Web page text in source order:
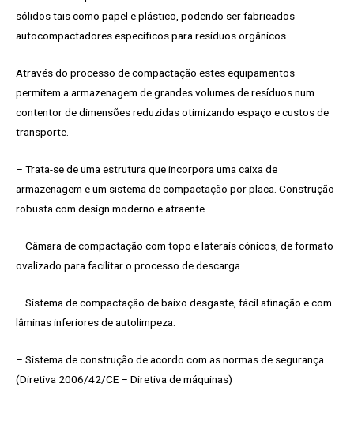
sólidos tais como papel e plástico, podendo ser fabricados
autocompactadores específicos para resíduos orgânicos.
Através do processo de compactação estes equipamentos
permitem a armazenagem de grandes volumes de resíduos num
contentor de dimensões reduzidas otimizando espaço e custos de
transporte.
– Trata-se de uma estrutura que incorpora uma caixa de
armazenagem e um sistema de compactação por placa. Construção
robusta com design moderno e atraente.
– Câmara de compactação com topo e laterais cónicos, de formato
ovalizado para facilitar o processo de descarga.
– Sistema de compactação de baixo desgaste, fácil afinação e com
lâminas inferiores de autolimpeza.
– Sistema de construção de acordo com as normas de segurança
(Diretiva 2006/42/CE – Diretiva de máquinas)